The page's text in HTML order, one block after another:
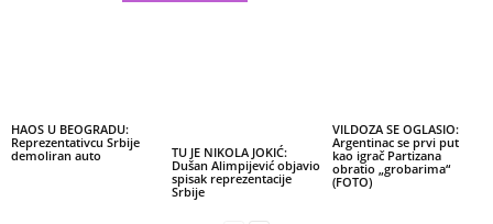
HAOS U BEOGRADU:
Reprezentativcu Srbije
demoliran auto
TU JE NIKOLA JOKIĆ:
Dušan Alimpijević objavio
spisak reprezentacije
Srbije
VILDOZA SE OGLASIO:
Argentinac se prvi put
kao igrač Partizana
obratio „grobarima“
(FOTO)